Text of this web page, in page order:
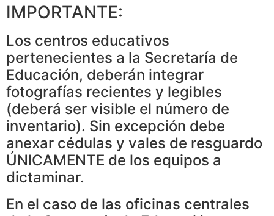
IMPORTANTE:
Los centros educativos
pertenecientes a la Secretaría de
Educación, deberán integrar
fotografías recientes y legibles
(deberá ser visible el número de
inventario). Sin excepción debe
anexar cédulas y vales de resguardo
ÚNICAMENTE de los equipos a
dictaminar.
En el caso de las oficinas centrales